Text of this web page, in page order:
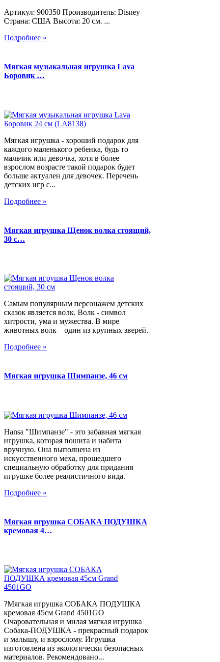
Артикул: 900350 Производитель: Disney
Страна: США Высота: 20 см. ...
Подробнее »
Мягкая музыкальная игрушка Lava
Боровик …
Мягкая игрушка - хороший подарок для
каждого маленького ребенка, будь то
мальчик или девочка, хотя в более
взрослом возрасте такой подарок будет
больше актуален для девочек. Перечень
детских игр с...
Подробнее »
Мягкая игрушка Щенок волка стоящий,
30 с…
Самым популярным персонажем детских
сказок является волк. Волк - символ
хитрости, ума и мужества. В мире
животных волк – один из крупных зверей.
Подробнее »
Мягкая игрушка Шимпанзе, 46 см
Hansa "Шимпанзе" - это забавная мягкая
игрушка, которая пошита и набита
вручную. Она выполнена из
искусственного меха, прошедшего
специальную обработку для придания
игрушке более реалистичного вида.
Подробнее »
Мягкая игрушка СОБАКА ПОДУШКА
кремовая 4…
?Мягкая игрушка СОБАКА ПОДУШКА
кремовая 45см Grand 4501GO
Очаровательная и милая мягкая игрушка
Собака-ПОДУШКА - прекрасный подарок
и малышу, и взрослому. Игрушка
изготовлена из экологически безопасных
материалов. Рекомендовано...